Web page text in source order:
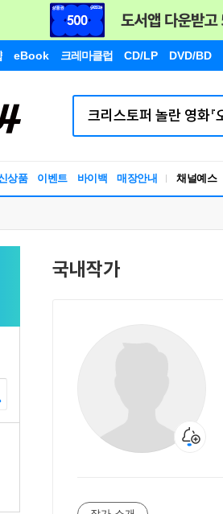
eBook 크레마클럽 CD/LP DVD/BD
상품 이벤트 바이백 매장안내 채널예스
국내작가